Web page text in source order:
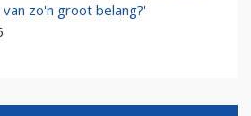
zo'n groot belang?'